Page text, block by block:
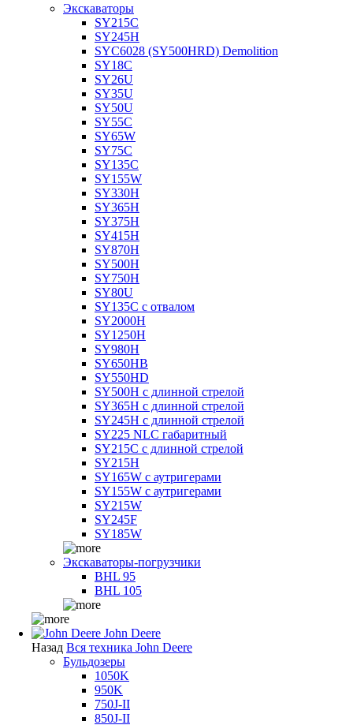
Экскаваторы
SY215C
SY245H
SYC6028 (SY500HRD) Demolition
SY18C
SY26U
SY35U
SY50U
SY55C
SY65W
SY75C
SY135C
SY155W
SY330H
SY365H
SY375H
SY415H
SY870H
SY500H
SY750H
SY80U
SY135C с отвалом
SY2000H
SY1250H
SY980H
SY650HB
SY550HD
SY500H с длинной стрелой
SY365H с длинной стрелой
SY245H с длинной стрелой
SY225 NLC габаритный
SY215C с длинной стрелой
SY215H
SY165W с аутригерами
SY155W с аутригерами
SY215W
SY245F
SY185W
Экскаваторы-погрузчики
BHL 95
BHL 105
John Deere
Назад Вся техника John Deere
Бульдозеры
1050K
950K
750J-II
850J-II